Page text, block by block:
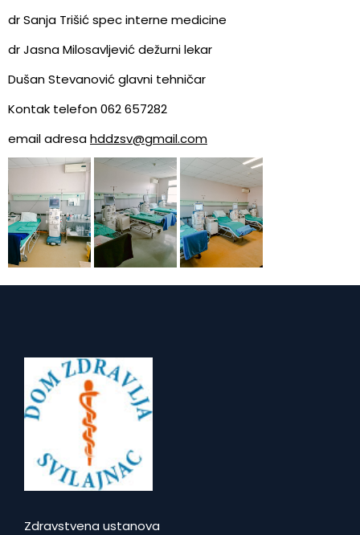
dr Sanja Trišić spec interne medicine
dr Jasna Milosavljević dežurni lekar
Dušan Stevanović glavni tehničar
Kontak telefon 062 657282
email adresahddzsv@gmail.com
Zdravstvena ustanova